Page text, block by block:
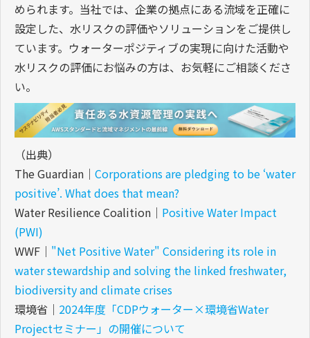
められます。当社では、企業の拠点にある流域を正確に
設定した、水リスクの評価やソリューションをご提供し
ています。ウォーターポジティブの実現に向けた活動や
水リスクの評価にお悩みの方は、お気軽にご相談くださ
い。
（出典）
The Guardian｜ Corporations are pledging to be ‘water
positive’. What does that mean?
Water Resilience Coalition｜ Positive Water Impact
(PWI)
WWF｜ "Net Positive Water" Considering its role in
water stewardship and solving the linked freshwater,
biodiversity and climate crises
環境省｜ 2024年度「CDPウォーター×環境省Water
Projectセミナー」の開催について